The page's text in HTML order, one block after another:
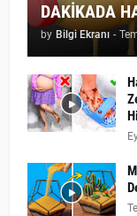
DAKİKADA
by Bilgi Ekranı -